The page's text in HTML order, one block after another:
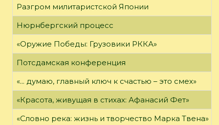
Разгром милитаристской Японии
Нюрнбергский процесс
«Оружие Победы: Грузовики РККА»
Потсдамская конференция
«... думаю, главный ключ к счастью – это смех»
«Красота, живущая в стихах: Афанасий Фет»
«Словно река: жизнь и творчество Марка Твена»